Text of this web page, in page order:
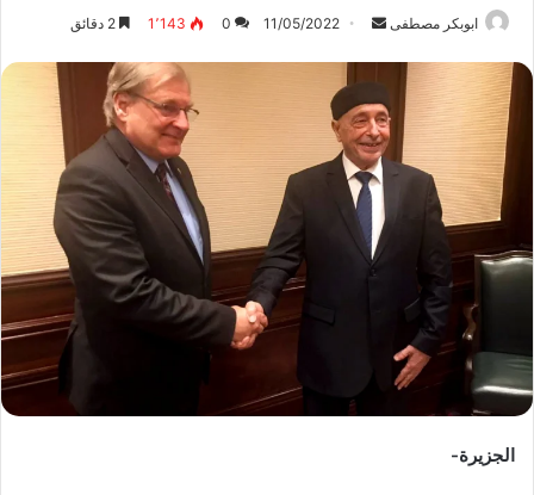
ابوبكر مصطفى
ل
ب
ر
ي
ا
إ
11/05/2022
0 1٬143
الجزيرة-